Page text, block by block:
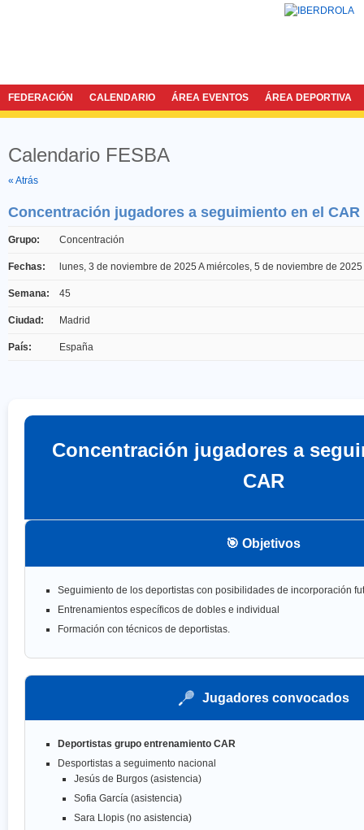
FEDERACIÓN CALENDARIO ÁREA EVENTOS ÁREA DEPORTIVA
Calendario FESBA
« Atrás
Concentración jugadores a seguimiento en el CAR
Grupo: Concentración
Fechas: lunes, 3 de noviembre de 2025 Amiércoles, 5 de noviembre de 2025
Semana: 45
Ciudad: Madrid
País: España
Concentración jugadores a
CAR
🎯 Objetivos
Seguimiento de los deportistas con posibilidades de incorporación
Entrenamientos específicos de dobles e individual
Formación con técnicos de deportistas.
Jugadores convocados
Deportistas grupo entrenamiento CAR
Desportistas a seguimento nacional
Jesús de Burgos (asistencia)
Sofia García (asistencia)
Sara Llopis (no asistencia)